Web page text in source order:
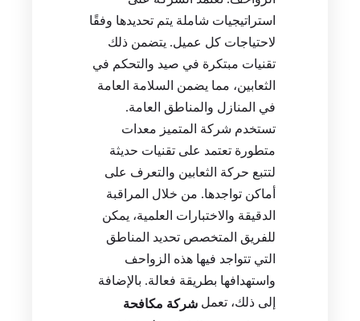
استراتيجيات شاملة يتم تحديدها وفقًا
لاحتياجات كل عميل. يتضمن ذلك
تقنيات مبتكرة في صيد والتحكم في
الثعابين، مما يضمن السلامة العامة
في المنازل والمناطق العامة.
تستخدم شركة المتميز معدات
متطورة تعتمد على تقنيات حديثة
لتتبع حركة الثعابين والتعرف على
أماكن تواجدها. من خلال المراقبة
الدقيقة والاختبارات العلمية، يمكن
للفريق المتخصص تحديد المناطق
التي تتواجد فيها هذه الزواحف
واستهدافها بطريقة فعالة. بالإضافة
إلى ذلك، تعمل شركة مكافحة